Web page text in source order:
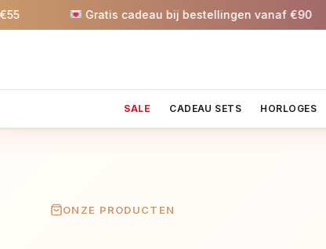
Gratis cadeau bij bestellingen vanaf €90
SALE CADEAU SETS HORLOGES
ONZE PRODUCTEN